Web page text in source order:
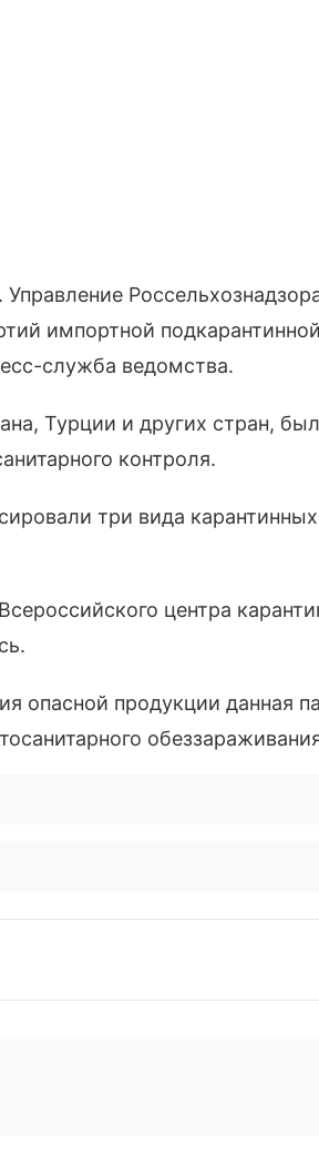
Управление
импортной
служба ведомства.
Турции и других стран,
контроля.
три вида
центра
опасной продукции данная